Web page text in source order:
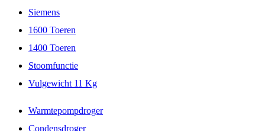
Siemens
1600 Toeren
1400 Toeren
Stoomfunctie
Vulgewicht 11 Kg
Warmtepompdroger
Condensdroger